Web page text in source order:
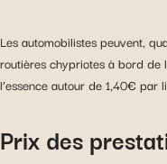
Les automobilistes peuvent,
routières chypriotes à bord de
l’essence autour de 1,40€ par
Prix des